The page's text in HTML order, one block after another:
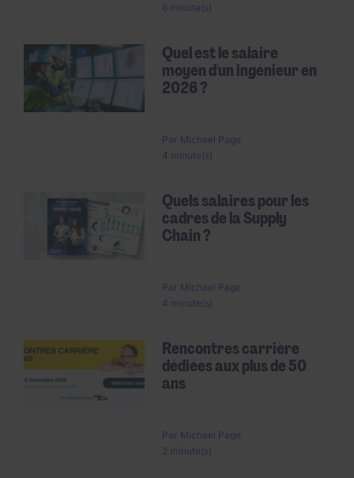
6 minute(s)
Quel est le salaire
moyen d'un ingénieur en
2026 ?
Par Michael Page
4 minute(s)
Quels salaires pour les
cadres de la Supply
Chain ?
Par Michael Page
4 minute(s)
Rencontres carrière
dédiées aux plus de 50
ans
Par Michael Page
2 minute(s)